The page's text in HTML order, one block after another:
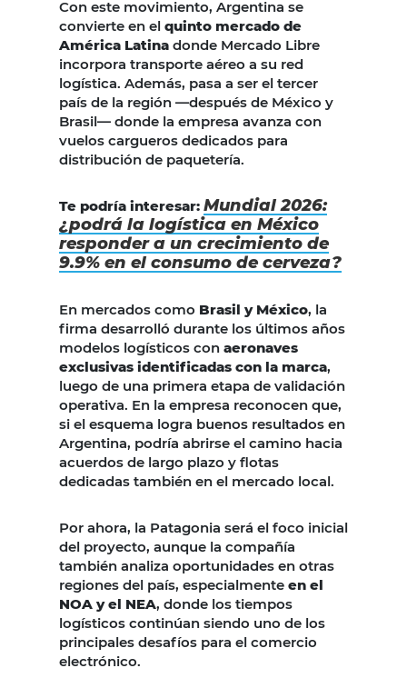
Con este movimiento, Argentina se
convierte en el quinto mercado de
América Latina donde Mercado Libre
incorpora transporte aéreo a su red
logística. Además, pasa a ser el tercer
país de la región —después de México y
Brasil— donde la empresa avanza con
vuelos cargueros dedicados para
distribución de paquetería.
Te podría interesar: Mundial 2026:
¿podrá la logística en México
responder a un crecimiento de
9.9% en el consumo de cerveza?
En mercados como Brasil y México, la
firma desarrolló durante los últimos años
modelos logísticos con aeronaves
exclusivas identificadas con la marca,
luego de una primera etapa de validación
operativa. En la empresa reconocen que,
si el esquema logra buenos resultados en
Argentina, podría abrirse el camino hacia
acuerdos de largo plazo y flotas
dedicadas también en el mercado local.
Por ahora, la Patagonia será el foco inicial
del proyecto, aunque la compañía
también analiza oportunidades en otras
regiones del país, especialmente en el
NOA y el NEA, donde los tiempos
logísticos continúan siendo uno de los
principales desafíos para el comercio
electrónico.